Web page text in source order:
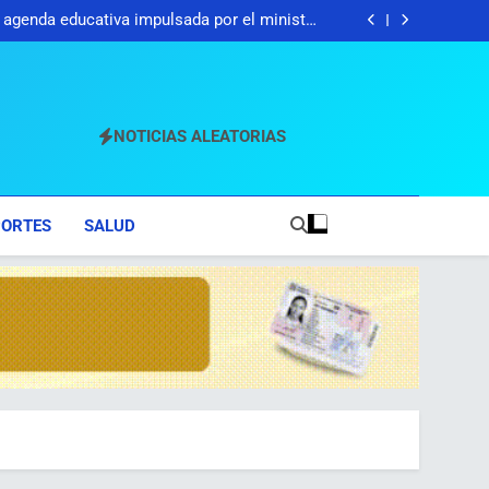
Luis Miguel De Camps
muestra nacional de la Modalidad en Artes
en el Teatro Nacional
nacional de crecimiento, organización y
educativa impulsada por el ministro
muestra nacional de la Modalidad en Artes
nacional de crecimiento, organización y
apertura de cara a las elecciones de 2028
NOTICIAS ALEATORIAS
SALUD